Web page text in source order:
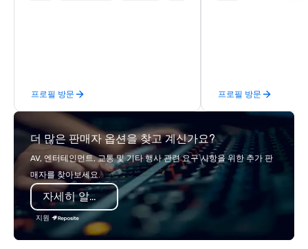
times, all-inclusive budget
turnarounds, strong industry
relationships, and operational
precision. We operate across the U.S.
in key destinations such as Hawaii,
Los Angeles, San Francisco, San
Diego, Orange County, Las Vegas, New
York, Chicago and Miami. Our global
offices enable us to efficiently serve
both U.S. and international clients
across multiple time zones. Let’s craft
프로필 방문
and craft cocktails at
with complete VIP
opportunity to sit
colleagues at each
mingle, and easily
engaging information
프로필 방문
더 많은 판매자 옵션을 찾고 계신가요?
AV, 엔터테인먼트, 교통 및 기타 행사 관련 요구 사항을 위한 추가 판
매자를 찾아보세요.
자세히 알아보기
지원